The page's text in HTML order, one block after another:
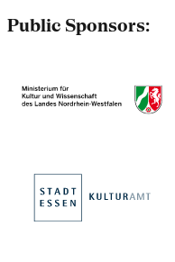
Public Sponsors: